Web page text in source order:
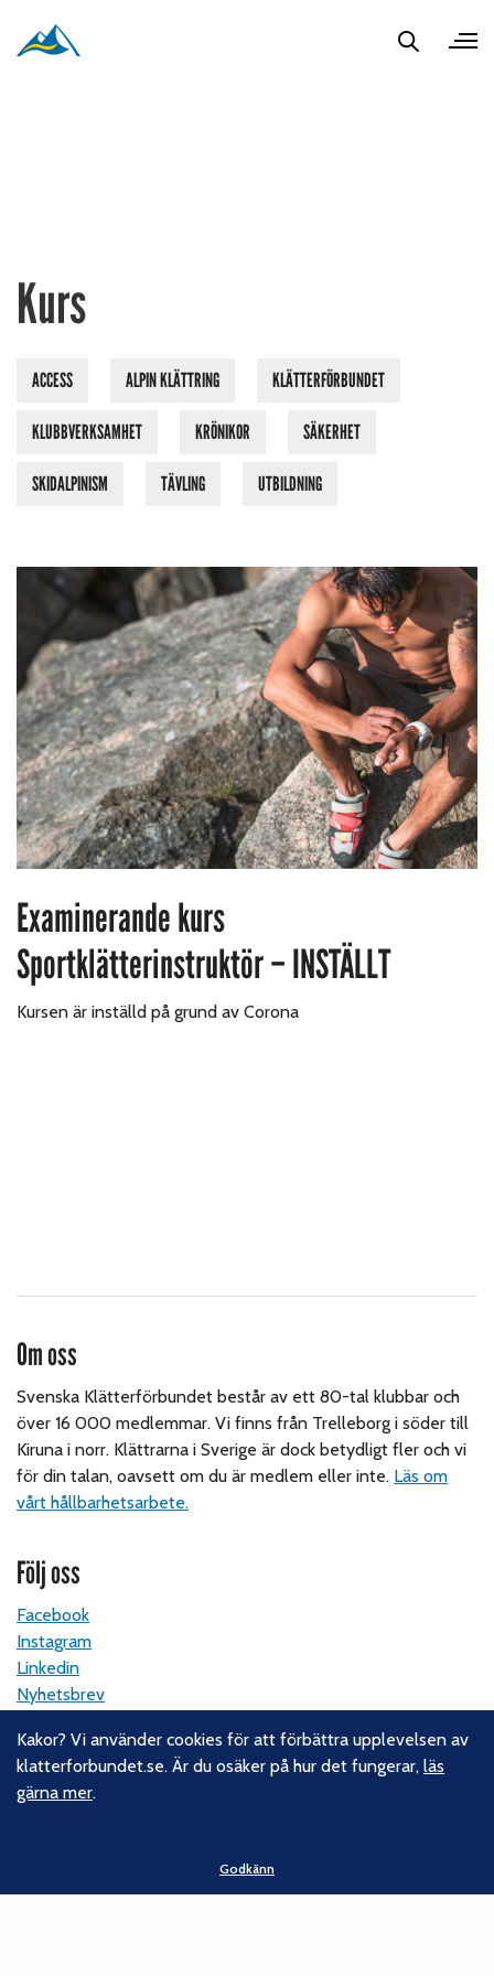
Kurs
ACCESS ALPIN KLÄTTRING KLÄTTERFÖRBUNDET
KLUBBVERKSAMHET KRÖNIKOR SÄKERHET
SKIDALPINISM TÄVLING UTBILDNING
Examinerande kurs
Sportklätterinstruktör – INSTÄLLT
Kursen är inställd på grund av Corona
Om oss
Svenska Klätterförbundet består av ett 80-tal klubbar och
över 16 000 medlemmar. Vi finns från Trelleborg i söder till
Kiruna i norr. Klättrarna i Sverige är dock betydligt fler och vi
för din talan, oavsett om du är medlem eller inte. Läs om
vårt hållbarhetsarbete.
Följ oss
Facebook
Instagram
Linkedin
Nyhetsbrev
Kontakt
Svenska Klätterförbundet
Kakor? Vi använder cookies för att förbättra upplevelsen av
klatterforbundet.se. Är du osäker på hur det fungerar,läs
gärna mer.
Godkänn